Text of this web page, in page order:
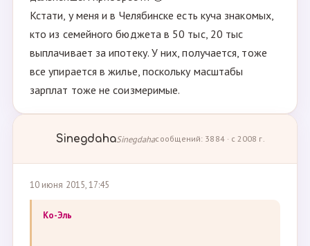
Кстати, у меня и в Челябинске есть куча знакомых,
кто из семейного бюджета в 50 тыс, 20 тыс
выплачивает за ипотеку. У них, получается, тоже
все упирается в жилье, поскольку масштабы
зарплат тоже не соизмеримые.
SinegdahaSinegdahaсообщений: 3884 · с 2008 г.
10 июня 2015, 17:45
Ко-Эль